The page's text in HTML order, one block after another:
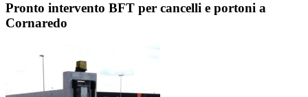
Pronto intervento BFT per cancelli e portoni a
Cornaredo